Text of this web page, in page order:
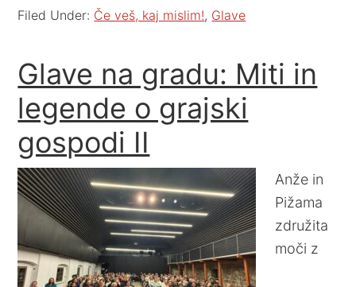
Filed Under: Če veš, kaj mislim!, Glave
Glave na gradu: Miti in
legende o grajski
gospodi II
Anže in
Pižama
združita
moči z